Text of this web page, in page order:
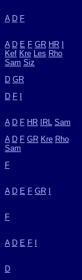
A D F
A D E F GR HR
Kef Kre Les Rho
Sam Siz
D GR
D F
A D F HR IRL Sam
A D F GR Kre Rho
Sam
F
A D E F GR
F
A D E F
D